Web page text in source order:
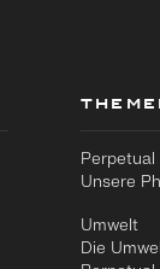
Perpetual
Unsere
Umwelt
Die